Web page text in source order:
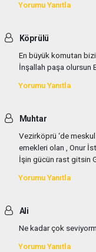
Yorumu Yanıtla
Köprülü
En büyük komutan
İnşallah paşa olursun
Yorumu Yanıtla
Muhtar
Vezirköprü ‘de
emekleri olan , Onur
İşin gücün rast gitsin
Yorumu Yanıtla
Ali
Ne kadar çok
Yorumu Yanıtla